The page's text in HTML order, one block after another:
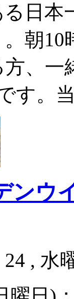
日本
。朝
、一
す。
ンウ
, 水